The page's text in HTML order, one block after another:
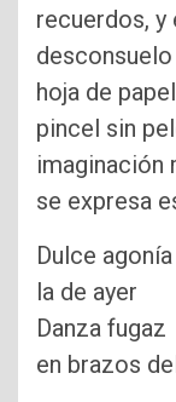
recuerdos, y
hoja de
pincel sin
imaginación
se expresa
Dulce agonía
la de ayer
Danza fugaz
en brazos